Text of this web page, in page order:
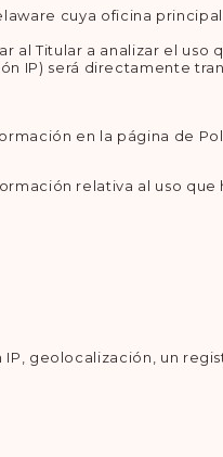
cuya oficina
Titular a analizar el uso
IP) será directamente
en la página de
relativa al uso que
geolocalización, un